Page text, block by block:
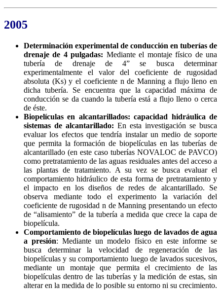
2005
Determinación experimental de conducción en tuberías de
drenaje de 4 pulgadas: Mediante el montaje físico de una
tubería de drenaje de 4” se busca determinar
experimentalmente el valor del coeficiente de rugosidad
absoluta (Ks) y el coeficiente n de Manning a flujo lleno en
dicha tubería. Se encuentra que la capacidad máxima de
conducción se da cuando la tubería está a flujo lleno o cerca
de éste.
Biopelículas en alcantarillados: capacidad hidráulica de
sistemas de alcantarillado: En esta investigación se busca
evaluar los efectos que tendría instalar un medio de soporte
que permita la formación de biopelículas en las tuberías de
alcantarillado (en este caso tuberías NOVALOC de PAVCO)
como pretratamiento de las aguas residuales antes del acceso a
las plantas de tratamiento. A su vez se busca evaluar el
comportamiento hidráulico de esta forma de pretratamiento y
el impacto en los diseños de redes de alcantarillado. Se
observa mediante todo el experimento la variación del
coeficiente de rugosidad n de Manning presentando un efecto
de “alisamiento” de la tubería a medida que crece la capa de
biopelícula.
Comportamiento de biopelículas luego de lavados de agua
a presión: Mediante un modelo físico en este informe se
busca determinar la velocidad de regeneración de las
biopelículas y su comportamiento luego de lavados sucesivos,
mediante un montaje que permita el crecimiento de las
biopelículas dentro de las tuberías y la medición de estas, sin
alterar en la medida de lo posible su entorno ni su crecimiento.